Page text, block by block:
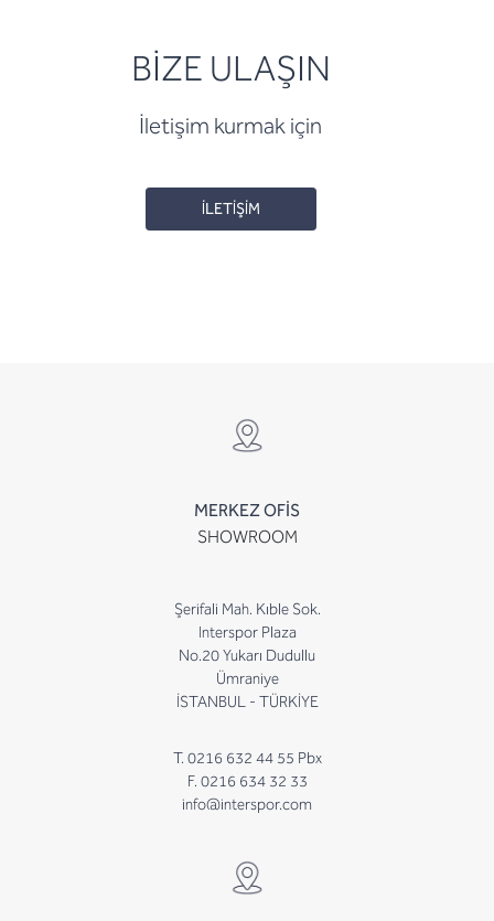
BİZE ULAŞIN
İletişim kurmak için
İLETİŞİM
MERKEZ OFİS
SHOWROOM
Şerifali Mah. Kıble Sok.
Interspor Plaza
No.20 Yukarı Dudullu
Ümraniye
İSTANBUL - TÜRKİYE
T. 0216 632 44 55 Pbx
F. 0216 634 32 33
info@interspor.com